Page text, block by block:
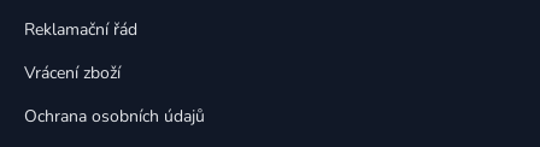
Reklamační řád
Vrácení zboží
Ochrana osobních údajů